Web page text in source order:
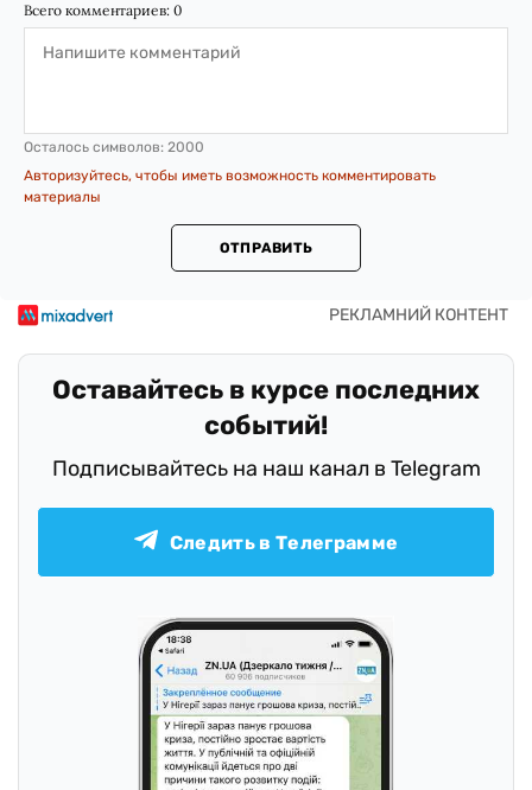
Всего комментариев: 0
Осталось символов: 2000
Авторизуйтесь, чтобы иметь возможность комментировать
материалы
ОТПРАВИТЬ
Оставайтесь в курсе последних
событий!
Подписывайтесь на наш канал в Telegram
Следить в Телеграмме